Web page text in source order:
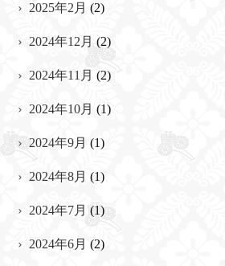
2025年2月 (2)
2024年12月 (2)
2024年11月 (2)
2024年10月 (1)
2024年9月 (1)
2024年8月 (1)
2024年7月 (1)
2024年6月 (2)